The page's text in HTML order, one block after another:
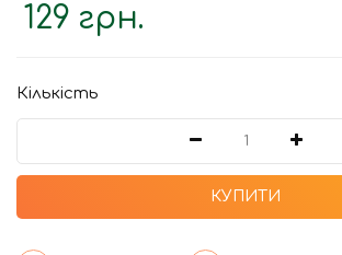
129 грн.
Кількість
КУПИТИ